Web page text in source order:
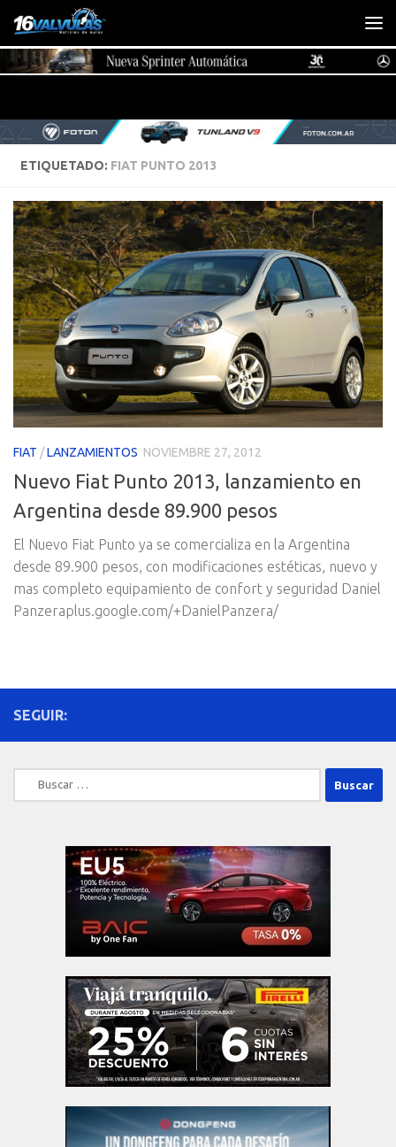
Saltar al contenido
ETIQUETADO: FIAT PUNTO 2013
FIAT /LANZAMIENTOS NOVIEMBRE 27, 2012
Nuevo Fiat Punto 2013, lanzamiento en
Argentina desde 89.900 pesos
El Nuevo Fiat Punto ya se comercializa en la Argentina
desde 89.900 pesos, con modificaciones estéticas, nuevo y
mas completo equipamiento de confort y seguridad Daniel
Panzeraplus.google.com/+DanielPanzera/
SEGUIR:
Buscar: